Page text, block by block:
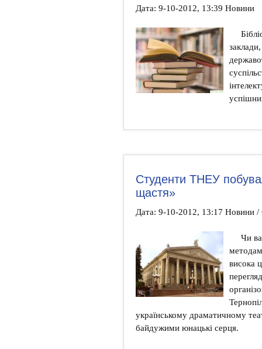
Дата: 9-10-2012, 13:39 Новини
Студенти ТНЕУ
щастя»
Дата: 9-10-2012, 13:17 Новини /
Чи
висока
українському драматичному
байдужими юнацькі серця.